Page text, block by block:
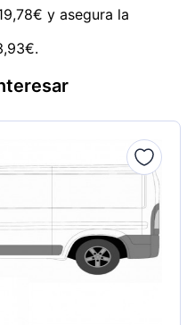
y asegura la